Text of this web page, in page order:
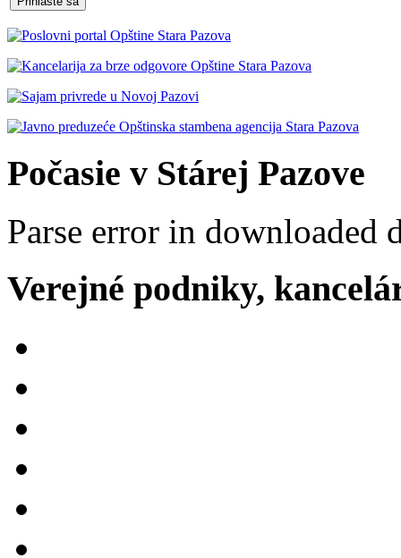
Počasie v Stárej Pazove
Parse error in downloaded
Verejné podniky,